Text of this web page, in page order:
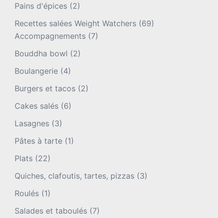
Pains d'épices (2)
Recettes salées Weight Watchers (69)
Accompagnements (7)
Bouddha bowl (2)
Boulangerie (4)
Burgers et tacos (2)
Cakes salés (6)
Lasagnes (3)
Pâtes à tarte (1)
Plats (22)
Quiches, clafoutis, tartes, pizzas (3)
Roulés (1)
Salades et taboulés (7)